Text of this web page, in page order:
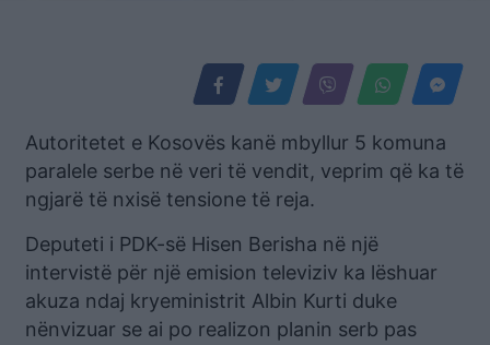
Autoritetet e Kosovës kanë mbyllur 5 komuna
paralele serbe në veri të vendit, veprim që ka të
ngjarë të nxisë tensione të reja.
Deputeti i PDK-së Hisen Berisha në një
intervistë për një emision televiziv ka lëshuar
akuza ndaj kryeministrit Albin Kurti duke
nënvizuar se ai po realizon planin serb pas